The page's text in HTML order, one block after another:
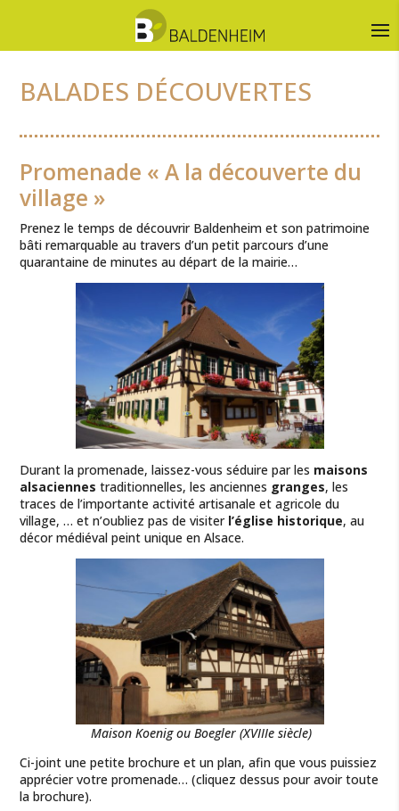
BALADES DÉCOUVERTES
Promenade « A la découverte du
village »
Prenez le temps de découvrir Baldenheim et son patrimoine
bâti remarquable au travers d’un petit parcours d’une
quarantaine de minutes au départ de la mairie…
Durant la promenade, laissez-vous séduire par les maisons
alsaciennes traditionnelles, les anciennes granges, les
traces de l’importante activité artisanale et agricole du
village, … et n’oubliez pas de visiterl’église historique, au
décor médiéval peint unique en Alsace.
Maison Koenig ou Boegler (XVIIIe siècle)
Ci-joint une petite brochure et un plan, afin que vous puissiez
apprécier votre promenade… (cliquez dessus pour avoir toute
la brochure).